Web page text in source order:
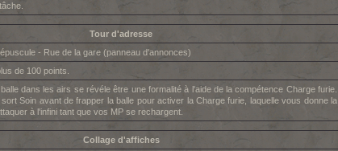
Tour d'adresse
- Rue de la gare (panneau d'annonces)
de 100 points.
dans les airs se révéle être une formalité à l'aide de la compétence Charge furie.
Soin avant de frapper la balle pour activer la Charge furie, laquelle vous donne la
à l'infini tant que vos MP se rechargent.
Collage d'affiches